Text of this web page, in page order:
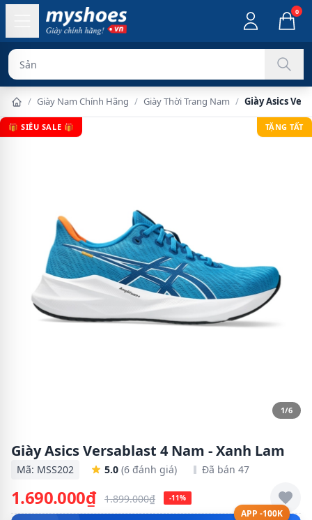
0
Sản phẩm chính
/ Giày Nam Chính Hãng / Giày Thời Trang Nam / Giày Asics
🎁 SIÊU SALE 🎁 TẶNG TẤT
1/6
Giày Asics Versablast 4 Nam - Xanh Lam
Mã: MSS202 5.0 (6 đánh giá) Đã bán 47
1.690.000₫ 1.899.000₫ -11%
APP -100K